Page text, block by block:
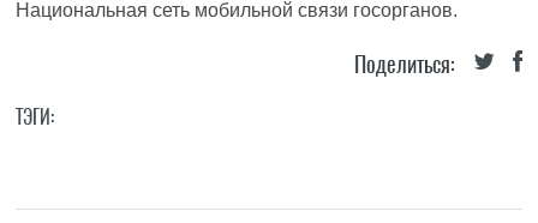
Национальная сеть мобильной связи госорганов.
Поделиться:
ТЭГИ: